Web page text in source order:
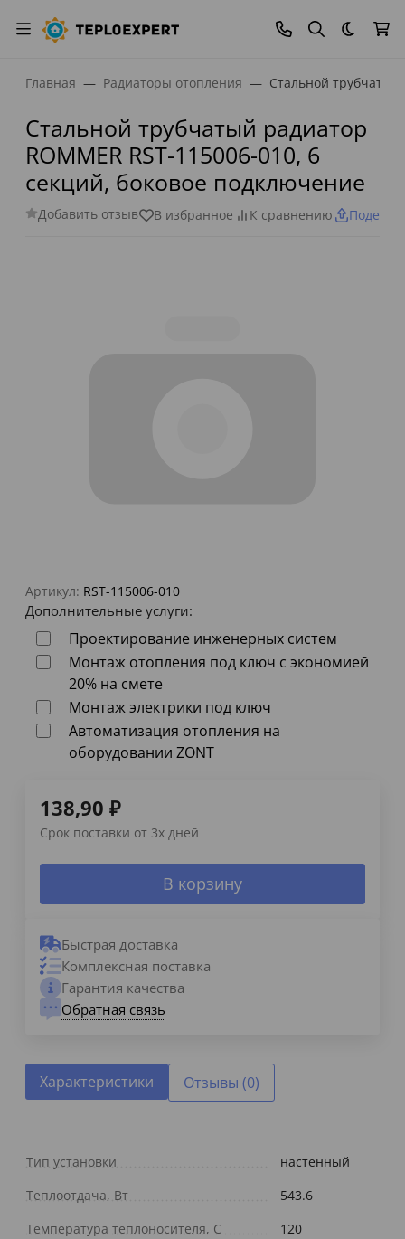
Темная
Главная Радиаторы отопления Стальной трубчатый
Стальной трубчатый радиатор
ROMMER RST-115006-010, 6
секций, боковое подключение
Добавить отзыв В избранное К сравнению
Артикул: RST-115006-010
Дополнительные услуги:
Проектирование инженерных систем
Монтаж отопления под ключ с экономией
20% на смете
Монтаж электрики под ключ
Автоматизация отопления на
оборудовании ZONT
138,90 ₽
Срок поставки от 3х дней
В корзину
Быстрая доставка
Комплексная поставка
Гарантия качества
Обратная связь
Характеристики Отзывы (0)
Тип установки
настенный
Теплоотдача, Вт
543.6
Температура теплоносителя, С
120